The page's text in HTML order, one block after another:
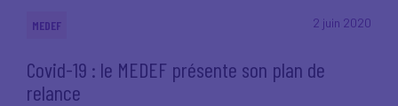
2 juin 2020
MEDEF
Covid-19 : le MEDEF présente son plan de
relance